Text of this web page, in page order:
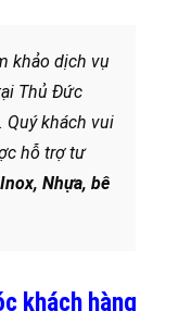
khảo dịch vụ
Thủ Đức
Quý khách vui
hỗ trợ tư
Nhựa, bê
khách hàng